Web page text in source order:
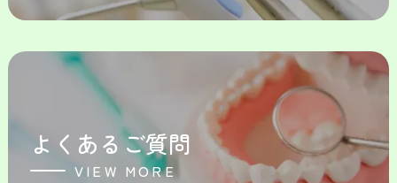
よくあるご質問
VIEW MORE